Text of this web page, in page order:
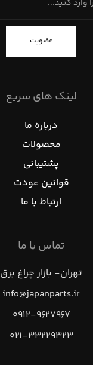
عضویت
لینک های سریع
درباره ما
محصولات
پشتیبانی
قوانین عودت
ارتباط با ما
تماس با ما
تهران- بازار چراغ برق
info@japanparts.ir
۰۹۱۲-۹۶۲۷۹۶۷
۰۲۱-۳۳۲۲۹۳۲۳